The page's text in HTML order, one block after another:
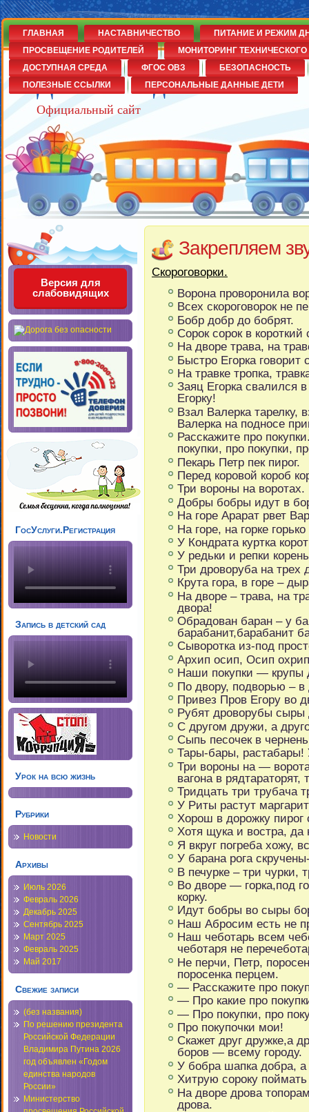
Детский сад№14
Официальный сайт
ГЛАВНАЯ НАСТАВНИЧЕСТВО
ПИТАНИЕ И РЕЖИМ
ПРОСВЕЩЕНИЕ РОДИТЕЛЕЙ
МОНИТОРИНГ
ДОСТУПНАЯ СРЕДА
ФГОС ОВЗ
БЕЗОПАСНОСТЬ
ПОЛЕЗНЫЕ ССЫЛКИ
ПЕРСОНАЛЬНЫЕ ДАННЫЕ ДЕТИ
Версия для
слабовидящих
ГосУслуги.Регистрация
Запись в детский сад
Урок на всю жизнь
Рубрики
Новости
Архивы
Июль 2026
Февраль 2026
Декабрь 2025
Сентябрь 2025
Март 2025
Февраль 2025
Май 2017
Свежие записи
(без названия)
По решению президента
Российской Федерации
Владимира Путина 2026
год объявлен «Годом
единства народов
России»
Министерство
Закрепляем
Скороговорки.
Ворона проворонила
Всех скороговорок не
Бобр добр до бобрят.
Сорок сорок в
На дворе трава, на
Быстро Егорка говорит
На травке тропка,
Заяц Егорка свалился
Егорку!
Взал Валерка тарелку,
Валерка на подносе
Расскажите про
покупки, про покупки,
Пекарь Петр пек пирог.
Перед коровой короб
Три вороны на воротах.
Добры бобры идут в
На горе Арарат рвет
На горе, на горке
У Кондрата куртка
У редьки и репки
Три дроворуба на трех
Крута гора, в горе –
На дворе – трава, на
двора!
Обрадован баран – у
барабанит,барабанит
Сыворотка из-под
Архип осип, Осип
Наши покупки — крупы
По двору, подворью –
Привез Пров Егору во
Рубят дроворубы
С другом дружи, а
Сыпь песочек в
Тары-бары,
Три вороны на —
вагона в рядтараторят,
Тридцать три трубача
У Риты растут
Хорош в дорожку пирог
Хотя щука и востра, да
Я вкруг погреба хожу,
У барана рога
В печурке – три чурки,
Во дворе — горка,под
корку.
Идут бобры во сыры
Наш Абросим есть не
Наш чеботарь всем
чеботаря не
Не перчи, Петр,
поросенка перцем.
— Расскажите про
— Про какие про
— Про покупки, про
Про покупочки мои!
Скажет друг дружке,а
боров — всему городу.
У бобра шапка добра, а
Хитрую сороку поймать
На дворе дрова
дрова.